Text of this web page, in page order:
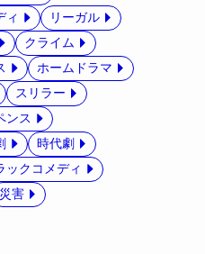
ィ
リーガル
クライム
ホームドラマ
スリラー
ンス
時代劇
ックコメディ
災害